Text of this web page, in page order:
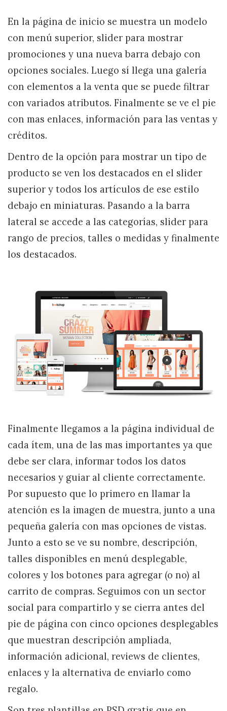
En la página de inicio se muestra un modelo
con menú superior, slider para mostrar
promociones y una nueva barra debajo con
opciones sociales. Luego sí llega una galería
con elementos a la venta que se puede filtrar
con variados atributos. Finalmente se ve el pie
con mas enlaces, información para las ventas y
créditos.
Dentro de la opción para mostrar un tipo de
producto se ven los destacados en el slider
superior y todos los artículos de ese estilo
debajo en miniaturas. Pasando a la barra
lateral se accede a las categorías, slider para
rango de precios, talles o medidas y finalmente
los destacados.
Finalmente llegamos a la página individual de
cada ítem, una de las mas importantes ya que
debe ser clara, informar todos los datos
necesarios y guiar al cliente correctamente.
Por supuesto que lo primero en llamar la
atención es la imagen de muestra, junto a una
pequeña galería con mas opciones de vistas.
Junto a esto se ve su nombre, descripción,
talles disponibles en menú desplegable,
colores y los botones para agregar (o no) al
carrito de compras. Seguimos con un sector
social para compartirlo y se cierra antes del
pie de página con cinco opciones desplegables
que muestran descripción ampliada,
información adicional, reviews de clientes,
enlaces y la alternativa de enviarlo como
regalo.